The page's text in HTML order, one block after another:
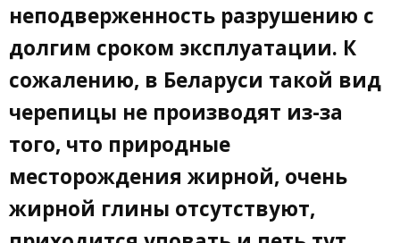
неподверженность разрушению с
долгим сроком эксплуатации. К
сожалению, в Беларуси такой вид
черепицы не производят из-за
того, что природные
месторождения жирной, очень
жирной глины отсутствуют,